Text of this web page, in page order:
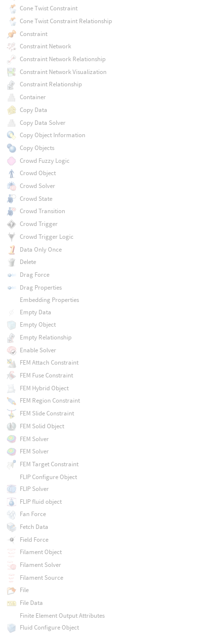
Cone Twist Constraint
Cone Twist Constraint Relationship
Constraint
Constraint Network
Constraint Network Relationship
Constraint Network Visualization
Constraint Relationship
Container
Copy Data
Copy Data Solver
Copy Object Information
Copy Objects
Crowd Fuzzy Logic
Crowd Object
Crowd Solver
Crowd State
Crowd Transition
Crowd Trigger
Crowd Trigger Logic
Data Only Once
Delete
Drag Force
Drag Properties
Embedding Properties
Empty Data
Empty Object
Empty Relationship
Enable Solver
FEM Attach Constraint
FEM Fuse Constraint
FEM Hybrid Object
FEM Region Constraint
FEM Slide Constraint
FEM Solid Object
FEM Solver
FEM Solver
FEM Target Constraint
FLIP Configure Object
FLIP Solver
FLIP fluid object
Fan Force
Fetch Data
Field Force
Filament Object
Filament Solver
Filament Source
File
File Data
Finite Element Output Attributes
Fluid Configure Object